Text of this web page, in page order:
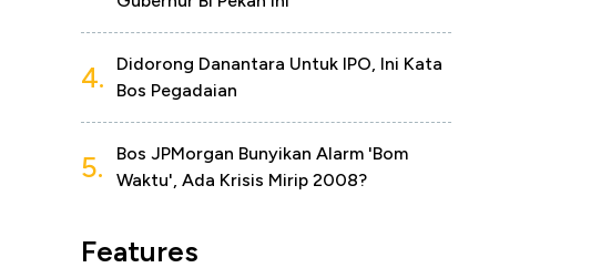
4.
Didorong Danantara Untuk IPO, Ini Kata
Bos Pegadaian
5.
Bos JPMorgan Bunyikan Alarm 'Bom
Waktu', Ada Krisis Mirip 2008?
Features